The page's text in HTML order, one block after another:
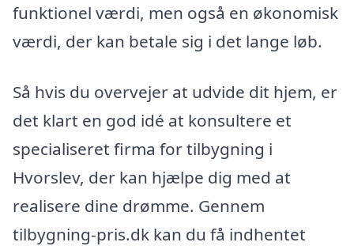
funktionel værdi, men også en økonomisk
værdi, der kan betale sig i det lange løb.
Så hvis du overvejer at udvide dit hjem, er
det klart en god idé at konsultere et
specialiseret firma for tilbygning i
Hvorslev, der kan hjælpe dig med at
realisere dine drømme. Gennem
tilbygning-pris.dk kan du få indhentet